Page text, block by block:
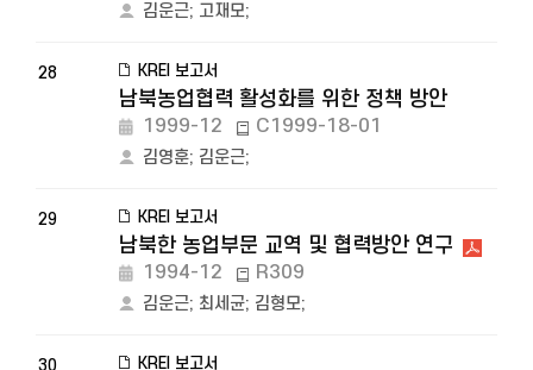
김운근; 고재모;
28 KREI 보고서
남북농업협력 활성화를 위한 정책 방안
1999-12 C1999-18-01
김영훈; 김운근;
29 KREI 보고서
남북한 농업부문 교역 및 협력방안 연구
1994-12 R309
김운근; 최세균; 김형모;
30 KREI 보고서